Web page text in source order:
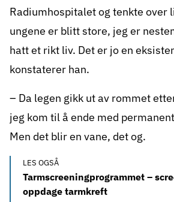
Radiumhospitalet og tenkte over
ungene er blitt store, jeg er
hatt et rikt liv. Det er jo en
konstaterer han.
– Da legen gikk ut av rommet
jeg kom til å ende med
Men det blir en vane, det og.
LES OGSÅ
Tarmscreeningprogrammet –
oppdage tarmkreft